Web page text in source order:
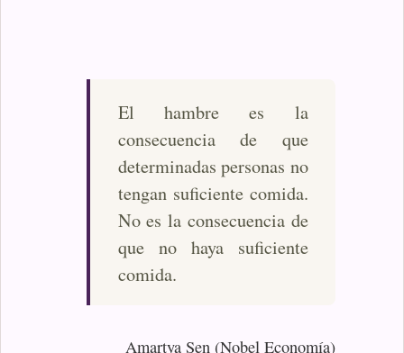
El hambre es la
consecuencia de que
determinadas personas no
tengan suficiente comida.
No es la consecuencia de
que no haya suficiente
comida.
Amartya Sen (Nobel Economía)